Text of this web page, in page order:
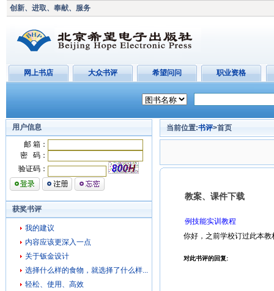
创新、进取、奉献、服务
网上书店 大众书评 希望问问 职业资格
用户信息
邮 箱：
密 码：
验证码：
获奖书评
我的建议
内容应该更深入一点
关于钣金设计
选择什么样的食物，就选择了什么样...
轻松、使用、高效
当前位置:书评>首页
教案、课件下载
例技能实训教程
你好，之前学校订过此本
对此书评的回复: